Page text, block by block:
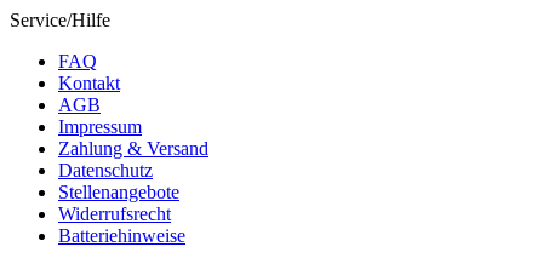
Service/Hilfe
FAQ
Kontakt
AGB
Impressum
Zahlung & Versand
Datenschutz
Stellenangebote
Widerrufsrecht
Batteriehinweise